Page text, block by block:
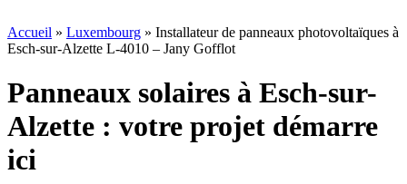
Accueil » Luxembourg » Installateur de panneaux photovoltaïques à
Esch-sur-Alzette L-4010 – Jany Gofflot
Panneaux solaires à Esch-sur-
Alzette : votre projet démarre
ici